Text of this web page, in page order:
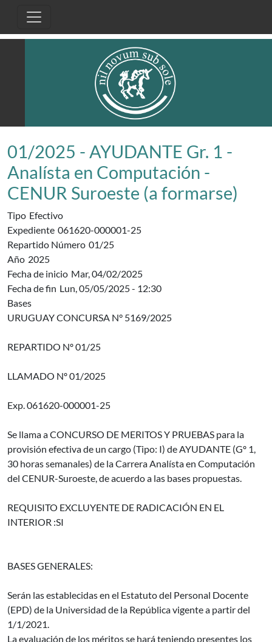
01/2025 - AYUDANTE Gr. 1 -
Analísta en Computación -
CENUR Suroeste (a formarse)
Tipo Efectivo
Expediente 061620-000001-25
Repartido Número 01/25
Año 2025
Fecha de inicio Mar, 04/02/2025
Fecha de fin Lun, 05/05/2025 - 12:30
Bases
URUGUAY CONCURSA N° 5169/2025
REPARTIDO Nº 01/25
LLAMADO Nº 01/2025
Exp. 061620-000001-25
Se llama a CONCURSO DE MERITOS Y PRUEBAS para la
provisión efectiva de un cargo (Tipo: I) de AYUDANTE (Gº 1,
30 horas semanales) de la Carrera Analísta en Computación
del CENUR-Suroeste, de acuerdo a las bases propuestas.
REQUISITO EXCLUYENTE DE RADICACIÓN EN EL
INTERIOR :SI
BASES GENERALES:
Serán las establecidas en el Estatuto del Personal Docente
(EPD) de la Universidad de la República vigente a partir del
1/1/2021.
La evaluación de los méritos se hará teniendo presentes los